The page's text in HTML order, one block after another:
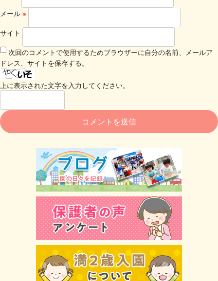
メール ※
サイト
次回のコメントで使用するためブラウザーに自分の名前、メールア
ドレス、サイトを保存する。
上に表示された文字を入力してください。